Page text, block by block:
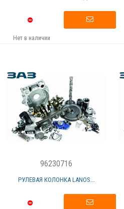
Нет в наличии
96230716
РУЛЕВАЯ КОЛОНКА LANOS...